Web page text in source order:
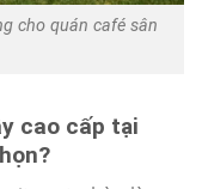
cho quán café sân
cao cấp tại